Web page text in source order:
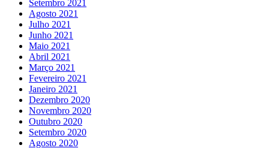
Setembro 2021
Agosto 2021
Julho 2021
Junho 2021
Maio 2021
Abril 2021
Março 2021
Fevereiro 2021
Janeiro 2021
Dezembro 2020
Novembro 2020
Outubro 2020
Setembro 2020
Agosto 2020